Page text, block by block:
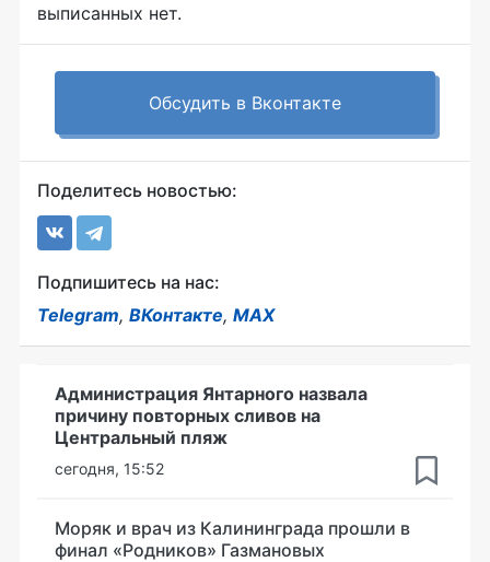
выписанных нет.
Обсудить в Вконтакте
Поделитесь новостью:
Подпишитесь на нас:
Telegram, ВКонтакте, MAX
Администрация Янтарного назвала
причину повторных сливов на
Центральный пляж
сегодня, 15:52
Моряк и врач из Калининграда прошли в
финал «Родников» Газмановых